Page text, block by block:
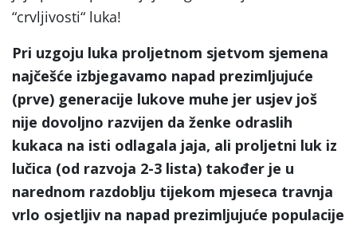
“crvljivosti“ luka!
Pri uzgoju luka proljetnom sjetvom sjemena
najčešće izbjegavamo napad prezimljujuće
(prve) generacije lukove muhe jer usjev još
nije dovoljno razvijen da ženke odraslih
kukaca na isti odlagala jaja, ali proljetni luk iz
lučica (od razvoja 2-3 lista) također je u
narednom razdoblju tijekom mjeseca travnja
vrlo osjetljiv na napad prezimljujuće populacije